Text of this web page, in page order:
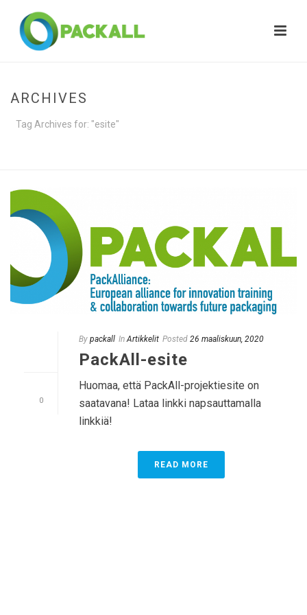
ARCHIVES
Tag Archives for: "esite"
0
By packall In Artikkelit Posted 26 maaliskuun, 2020
PackAll-esite
Huomaa, että PackAll-projektiesite on
saatavana! Lataa linkki napsauttamalla
linkkiä!
READ MORE